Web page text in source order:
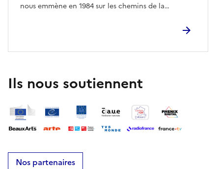
nous emmène en 1984 sur les chemins de la
Ils nous soutiennent
Nos partenaires